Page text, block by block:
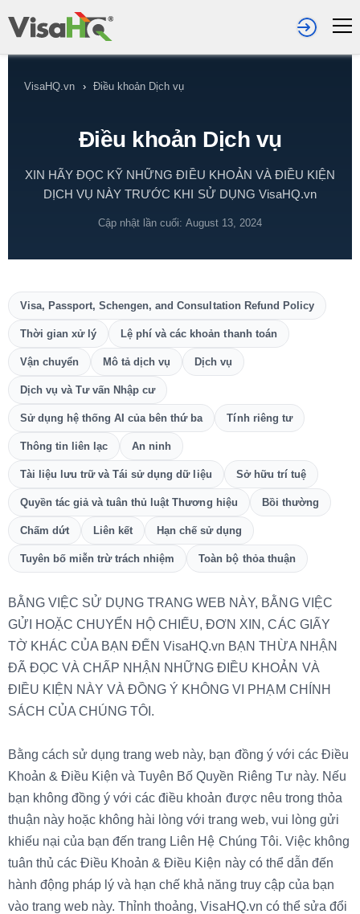
VisaHQ.vn › Điều khoản Dịch vụ
Điều khoản Dịch vụ
XIN HÃY ĐỌC KỸ NHỮNG ĐIỀU KHOẢN VÀ ĐIỀU KIỆN
DỊCH VỤ NÀY TRƯỚC KHI SỬ DỤNG VisaHQ.vn
Cập nhật lần cuối: August 13, 2024
Visa, Passport, Schengen, and Consultation Refund Policy
Thời gian xử lý Lệ phí và các khoản thanh toán
Vận chuyển Mô tả dịch vụ Dịch vụ
Dịch vụ và Tư vấn Nhập cư
Sử dụng hệ thống AI của bên thứ ba Tính riêng tư
Thông tin liên lạc An ninh
Tài liệu lưu trữ và Tái sử dụng dữ liệu Sở hữu trí tuệ
Quyền tác giả và tuân thủ luật Thương hiệu Bồi thường
Chấm dứt Liên kết Hạn chế sử dụng
Tuyên bố miễn trừ trách nhiệm Toàn bộ thỏa thuận
BẰNG VIỆC SỬ DỤNG TRANG WEB NÀY, BẰNG VIỆC
GỬI HOẶC CHUYỂN HỘ CHIẾU, ĐƠN XIN, CÁC GIẤY
TỜ KHÁC CỦA BẠN ĐẾN VisaHQ.vn BẠN THỪA NHẬN
ĐÃ ĐỌC VÀ CHẤP NHẬN NHỮNG ĐIỀU KHOẢN VÀ
ĐIỀU KIỆN NÀY VÀ ĐỒNG Ý KHÔNG VI PHẠM CHÍNH
SÁCH CỦA CHÚNG TÔI.
Bằng cách sử dụng trang web này, bạn đồng ý với các Điều
Khoản & Điều Kiện và Tuyên Bố Quyền Riêng Tư này. Nếu
bạn không đồng ý với các điều khoản được nêu trong thỏa
thuận này hoặc không hài lòng với trang web, vui lòng gửi
khiếu nại của bạn đến trang Liên Hệ Chúng Tôi. Việc không
tuân thủ các Điều Khoản & Điều Kiện này có thể dẫn đến
hành động pháp lý và hạn chế khả năng truy cập của bạn
vào trang web này. Thỉnh thoảng, VisaHQ.vn có thể sửa đổi